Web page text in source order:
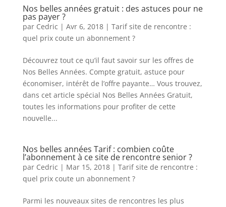
Nos belles années gratuit : des astuces pour ne
pas payer ?
par Cedric | Avr 6, 2018| Tarif site de rencontre :
quel prix coute un abonnement ?
Découvrez tout ce qu’il faut savoir sur les offres de
Nos Belles Années. Compte gratuit, astuce pour
économiser, intérêt de l’offre payante… Vous trouvez,
dans cet article spécial Nos Belles Années Gratuit,
toutes les informations pour profiter de cette
nouvelle...
Nos belles années Tarif : combien coûte
l’abonnement à ce site de rencontre senior ?
par Cedric | Mar 15, 2018| Tarif site de rencontre :
quel prix coute un abonnement ?
Parmi les nouveaux sites de rencontres les plus